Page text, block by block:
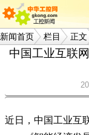
新闻首页 栏目 正文
中国工业互联
近日，中国工业互